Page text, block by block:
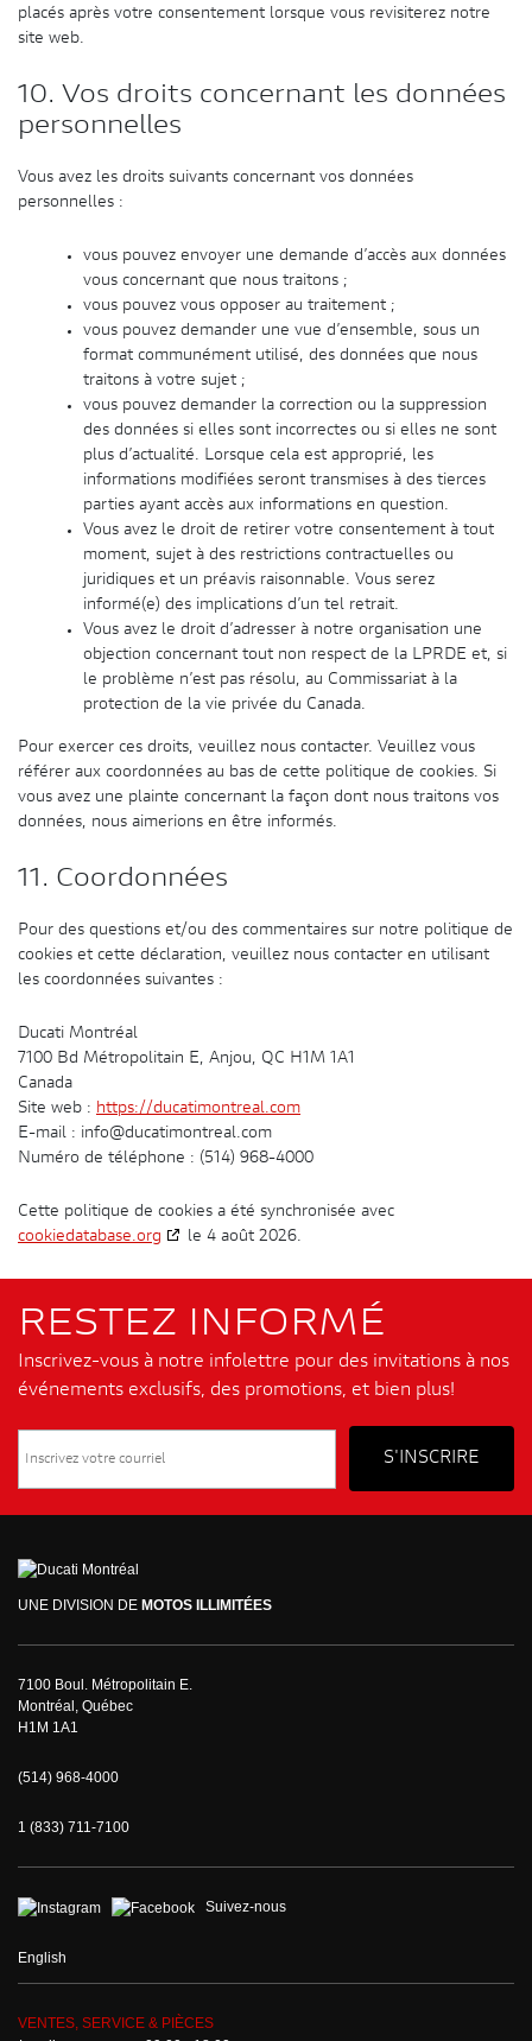
placés après votre consentement lorsque vous revisiterez notre
site web.
10. Vos droits concernant les données
personnelles
Vous avez les droits suivants concernant vos données
personnelles :
vous pouvez envoyer une demande d’accès aux données
vous concernant que nous traitons ;
vous pouvez vous opposer au traitement ;
vous pouvez demander une vue d’ensemble, sous un
format communément utilisé, des données que nous
traitons à votre sujet ;
vous pouvez demander la correction ou la suppression
des données si elles sont incorrectes ou si elles ne sont
plus d’actualité. Lorsque cela est approprié, les
informations modifiées seront transmises à des tierces
parties ayant accès aux informations en question.
Vous avez le droit de retirer votre consentement à tout
moment, sujet à des restrictions contractuelles ou
juridiques et un préavis raisonnable. Vous serez
informé(e) des implications d’un tel retrait.
Vous avez le droit d’adresser à notre organisation une
objection concernant tout non respect de la LPRDE et, si
le problème n’est pas résolu, au Commissariat à la
protection de la vie privée du Canada.
Pour exercer ces droits, veuillez nous contacter. Veuillez vous
référer aux coordonnées au bas de cette politique de cookies. Si
vous avez une plainte concernant la façon dont nous traitons vos
données, nous aimerions en être informés.
11. Coordonnées
Pour des questions et/ou des commentaires sur notre politique de
cookies et cette déclaration, veuillez nous contacter en utilisant
les coordonnées suivantes :
Ducati Montréal
7100 Bd Métropolitain E, Anjou, QC H1M 1A1
Canada
Site web : https://ducatimontreal.com
E-mail : info@ducatimontreal.com
Numéro de téléphone : (514) 968-4000
Cette politique de cookies a été synchronisée avec
cookiedatabase.org
le 4 août 2026.
RESTEZ INFORMÉ
Inscrivez-vous à notre infolettre pour des invitations à nos
événements exclusifs, des promotions, et bien plus!
UNE DIVISION DE MOTOS ILLIMITÉES
7100 Boul. Métropolitain E.
Montréal, Québec
H1M 1A1
(514) 968-4000
1 (833) 711-7100
Suivez-nous
English
VENTES, SERVICE & PIÈCES